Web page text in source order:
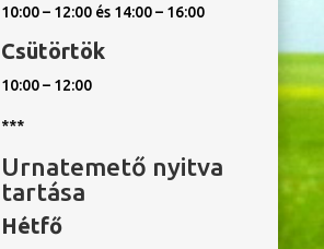
10:00 – 12:00 és 14:00 – 16:00
Csütörtök
10:00 – 12:00
***
Urnatemető nyitva
tartása
Hétfő